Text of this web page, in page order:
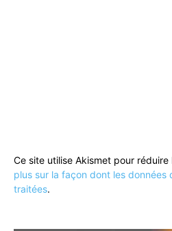
Ce site utilise Akismet pour réduire
plus sur la façon dont les données
traitées.